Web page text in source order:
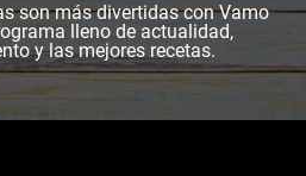
son más divertidas con Vamo
lleno de actualidad,
y las mejores recetas.